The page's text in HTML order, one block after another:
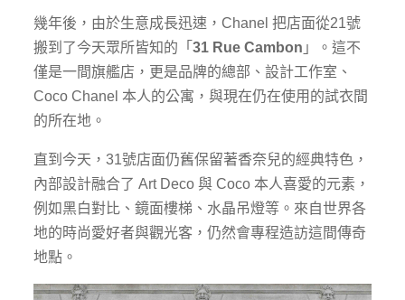
幾年後，由於生意成長迅速，Chanel 把店面從21號
搬到了今天眾所皆知的「31 Rue Cambon 」。這不
僅是一間旗艦店，更是品牌的總部、設計工作室、
Coco Chanel 本人的公寓，與現在仍在使用的試衣間
的所在地。
直到今天，31號店面仍舊保留著香奈兒的經典特色，
內部設計融合了 Art Deco 與 Coco 本人喜愛的元素，
例如黑白對比、鏡面樓梯、水晶吊燈等。來自世界各
地的時尚愛好者與觀光客，仍然會專程造訪這間傳奇
地點。